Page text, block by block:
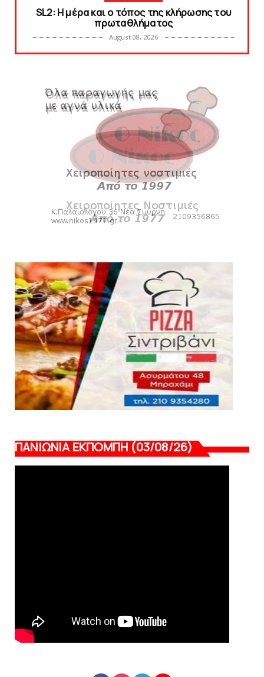
SL2: Η μέρα και ο τόπος της κλήρωσης του
πρωταθλήματος
August 08, 2026
KARA TALKS
August 07, 2026
KARA TALKS
«Kara Talks»: LIVE 21:00
August 07, 2026
SLIDE
Κύπελλο: Την Τετάρτη 19 Αυγούστου το Νίκη
Βόλου - Πανιώνιος
HEADLINES
KARA TALKS
«Kara Talks» LIVE: Παρασκευή στις 21:00
August 06, 2026
ΠΑΝΙΩΝΙΑ ΕΚΠΟΜΠΗ (03/08/26)